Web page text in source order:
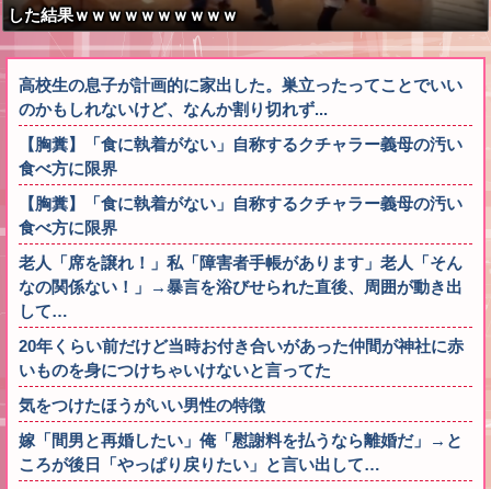
した結果ｗｗｗｗｗｗｗｗｗｗ
高校生の息子が計画的に家出した。巣立ったってことでいい
のかもしれないけど、なんか割り切れず...
【胸糞】「食に執着がない」自称するクチャラー義母の汚い
食べ方に限界
【胸糞】「食に執着がない」自称するクチャラー義母の汚い
食べ方に限界
老人「席を譲れ！」私「障害者手帳があります」老人「そん
なの関係ない！」→暴言を浴びせられた直後、周囲が動き出
して…
20年くらい前だけど当時お付き合いがあった仲間が神社に赤
いものを身につけちゃいけないと言ってた
気をつけたほうがいい男性の特徴
嫁「間男と再婚したい」俺「慰謝料を払うなら離婚だ」→と
ころが後日「やっぱり戻りたい」と言い出して…